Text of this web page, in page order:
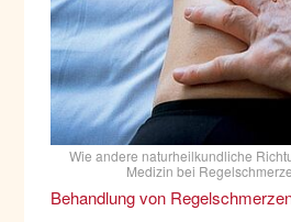
Wie andere naturheilkundliche
Medizin bei
Behandlung von